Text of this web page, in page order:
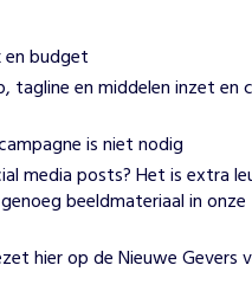
budget
tagline en middelen inzet en
is niet nodig
media posts? Het is extra
beeldmateriaal in onze
hier op de Nieuwe Gevers